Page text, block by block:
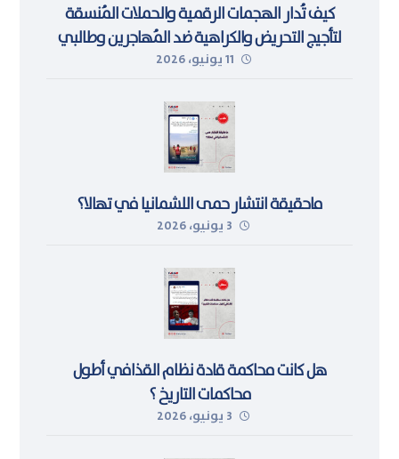
كيف تُدار الهجمات الرقمية والحملات المُنسقة
لتأجيج التحريض والكراهية ضد المُهاجرين وطالبي
اللجوء في ليبيا
11 يونيو، 2026
ماحقيقة انتشار حمى اللشمانيا في تهالا؟
3 يونيو، 2026
هل كانت محاكمة قادة نظام القذافي أطول
محاكمات التاريخ ؟
3 يونيو، 2026